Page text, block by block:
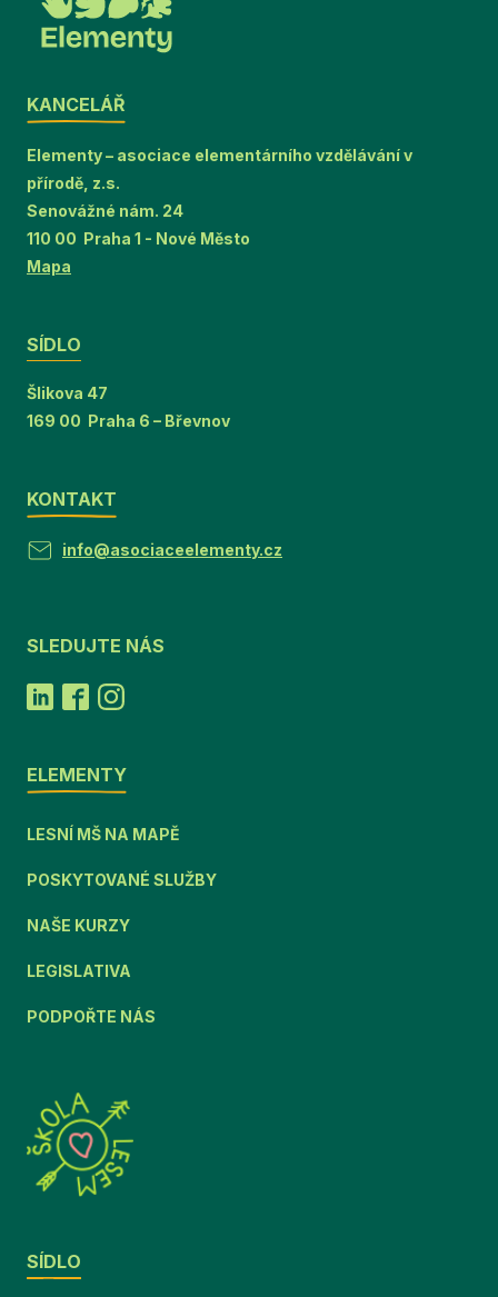
KANCELÁŘ
Elementy – asociace elementárního vzdělávání v
přírodě, z.s.
Senovážné nám. 24
110 00 Praha 1 - Nové Město
Mapa
SÍDLO
Šlikova 47
169 00 Praha 6 – Břevnov
KONTAKT
info@asociaceelementy.cz
SLEDUJTE NÁS
ELEMENTY
LESNÍ MŠ NA MAPĚ
POSKYTOVANÉ SLUŽBY
NAŠE KURZY
LEGISLATIVA
PODPOŘTE NÁS
SÍDLO